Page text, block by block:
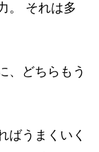
。 それは多
、どちらもう
ばうまくいく